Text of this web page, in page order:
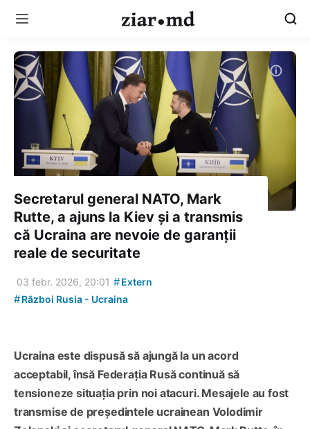
Secretarul general NATO, Mark
Rutte, a ajuns la Kiev și a transmis
că Ucraina are nevoie de garanții
reale de securitate
03 febr. 2026, 20:01 #Extern
#Război Rusia - Ucraina
Ucraina este dispusă să ajungă la un acord
acceptabil, însă Federația Rusă continuă să
tensioneze situația prin noi atacuri. Mesajele au fost
transmise de președintele ucrainean Volodimir